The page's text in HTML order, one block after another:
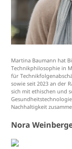
Martina Baumann hat
Technikphilosophie in
für
sowie seit 2023 an der
sich mit ethischen und
Nachhaltigkeit
Nora